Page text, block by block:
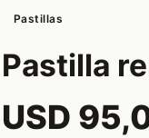
Pastillas
Pastilla
USD